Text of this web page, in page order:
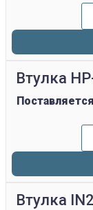
Втулка
Втулка